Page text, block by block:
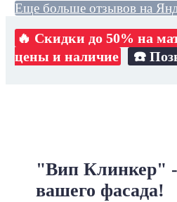
Еще больше отзывов на
🔥 Скидки до 50% на
цены и наличие
☎️
"Вип Клинкер"
вашего фасада!